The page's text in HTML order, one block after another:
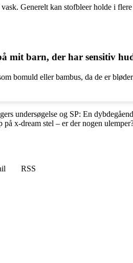
Generelt kan stofbleer holde i
mit barn, der har sensitiv
bomuld eller bambus, da de er
undersøgelse og SP: En
på x-dream stel – er der nogen
RSS